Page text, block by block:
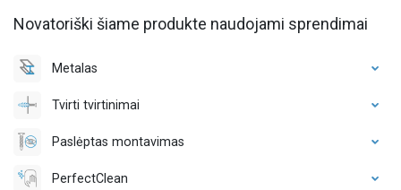
Novatoriški šiame produkte naudojami sprendimai
Metalas
Tvirti tvirtinimai
Paslėptas montavimas
PerfectClean